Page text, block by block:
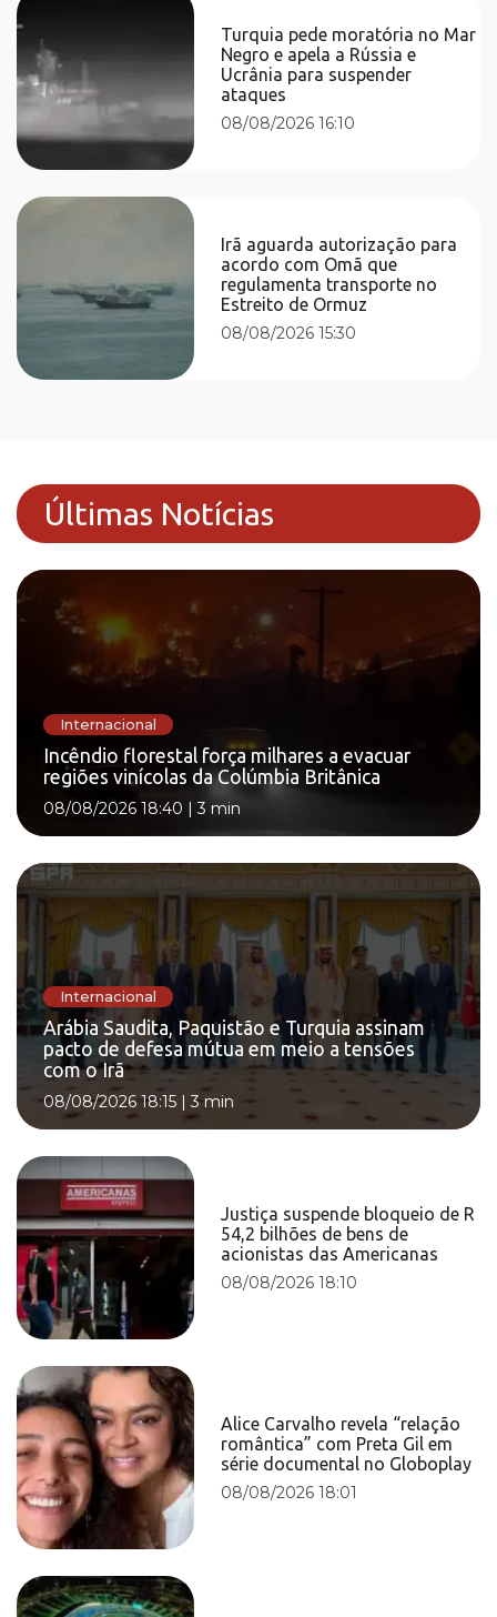
Turquia pede moratória no Mar
Negro e apela a Rússia e
Ucrânia para suspender
ataques
08/08/2026 16:10
Irã aguarda autorização para
acordo com Omã que
regulamenta transporte no
Estreito de Ormuz
08/08/2026 15:30
Últimas Notícias
Internacional
Incêndio florestal força milhares a evacuar
regiões vinícolas da Colúmbia Britânica
08/08/2026 18:40 |3 min
Internacional
Arábia Saudita, Paquistão e Turquia assinam
pacto de defesa mútua em meio a tensões
com o Irã
08/08/2026 18:15 | 3 min
Justiça suspende bloqueio de R
54,2 bilhões de bens de
acionistas das Americanas
08/08/2026 18:10
Alice Carvalho revela “relação
romântica” com Preta Gil em
série documental no Globoplay
08/08/2026 18:01